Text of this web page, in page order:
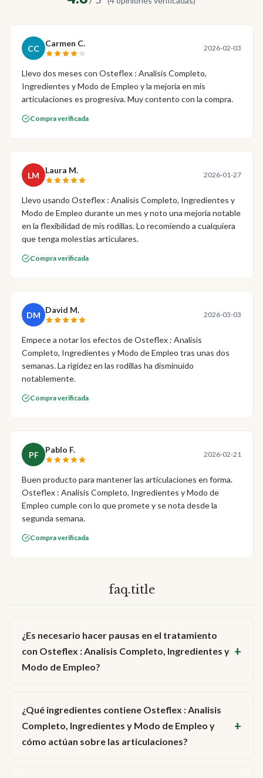
CC Carmen C. 2026-02-03
Llevo dos meses con Osteflex : Analisis Completo,
Ingredientes y Modo de Empleo y la mejoria en mis
articulaciones es progresiva. Muy contento con la compra.
Compra verificada
LM Laura M. 2026-01-27
Llevo usando Osteflex : Analisis Completo, Ingredientes y
Modo de Empleo durante un mes y noto una mejoria notable
en la flexibilidad de mis rodillas. Lo recomiendo a cualquiera
que tenga molestias articulares.
Compra verificada
DM David M. 2026-03-03
Empece a notar los efectos de Osteflex : Analisis
Completo, Ingredientes y Modo de Empleo tras unas dos
semanas. La rigidez en las rodillas ha disminuido
notablemente.
Compra verificada
PF Pablo F. 2026-02-21
Buen producto para mantener las articulaciones en forma.
Osteflex : Analisis Completo, Ingredientes y Modo de
Empleo cumple con lo que promete y se nota desde la
segunda semana.
Compra verificada
faq.title
¿Es necesario hacer pausas en el tratamiento
con Osteflex : Analisis Completo, Ingredientes y
Modo de Empleo?
¿Qué ingredientes contiene Osteflex : Analisis
Completo, Ingredientes y Modo de Empleo y
cómo actúan sobre las articulaciones?